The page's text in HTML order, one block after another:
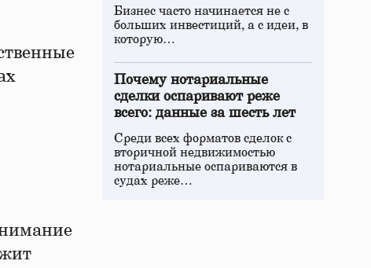
Бизнес часто начинается не с
больших инвестиций, а с идеи, в
которую…
Почему нотариальные
сделки оспаривают реже
всего: данные за шесть лет
Среди всех форматов сделок с
вторичной недвижимостью
нотариальные оспариваются в
судах реже…